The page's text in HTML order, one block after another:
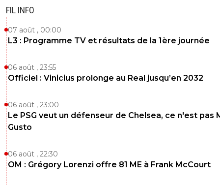
FIL INFO
07 août , 00:00
L3 : Programme TV et résultats de la 1ère journée
06 août , 23:55
Officiel : Vinicius prolonge au Real jusqu’en 2032
06 août , 23:00
Le PSG veut un défenseur de Chelsea, ce n'est pas
Gusto
06 août , 22:30
OM : Grégory Lorenzi offre 81 ME à Frank McCourt